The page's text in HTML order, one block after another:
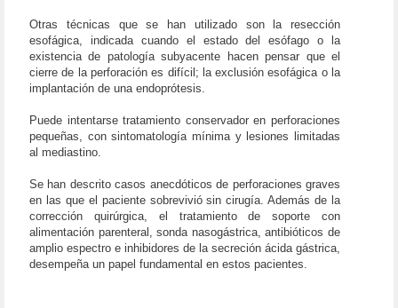
Otras técnicas que se han utilizado son la resección
esofágica, indicada cuando el estado del esófago o la
existencia de patología subyacente hacen pensar que el
cierre de la perforación es difícil; la exclusión esofágica o la
implantación de una endoprótesis.
Puede intentarse tratamiento conservador en perforaciones
pequeñas, con sintomatología mínima y lesiones limitadas
al mediastino.
Se han descrito casos anecdóticos de perforaciones graves
en las que el paciente sobrevivió sin cirugía. Además de la
corrección quirúrgica, el tratamiento de soporte con
alimentación parenteral, sonda nasogástrica, antibióticos de
amplio espectro e inhibidores de la secreción ácida gástrica,
desempeña un papel fundamental en estos pacientes.